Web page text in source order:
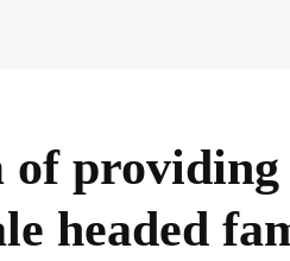
providing
headed